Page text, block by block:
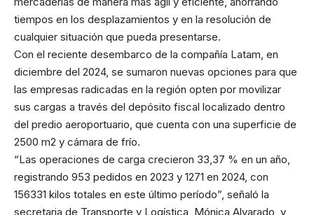
tiempos en los desplazamientos y en la resolución de
cualquier situación que pueda presentarse.
Con el reciente desembarco de la compañía Latam, en
diciembre del 2024, se sumaron nuevas opciones para que
las empresas radicadas en la región opten por movilizar
sus cargas a través del depósito fiscal localizado dentro
del predio aeroportuario, que cuenta con una superficie de
2500 m2 y cámara de frío.
“Las operaciones de carga crecieron 33,37 % en un año,
registrando 953 pedidos en 2023 y 1271 en 2024, con
156331 kilos totales en este último período”, señaló la
secretaria de Transporte y Logística, Mónica Alvarado, y